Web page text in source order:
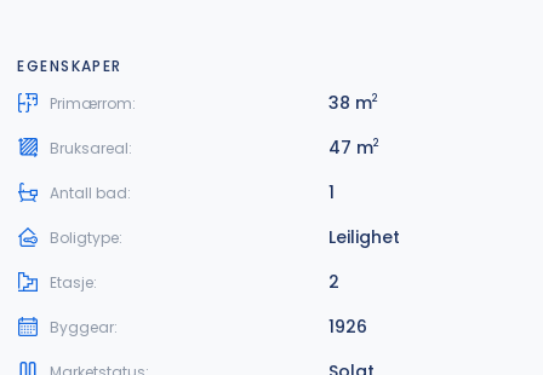
EGENSKAPER
Primærrom:
38 m2
Bruksareal: 47 m2
Antall bad: 1
Boligtype: Leilighet
Etasje: 2
Byggear: 1926